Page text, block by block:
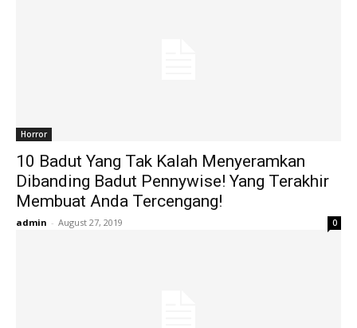
Horror
10 Badut Yang Tak Kalah Menyeramkan
Dibanding Badut Pennywise! Yang Terakhir
Membuat Anda Tercengang!
admin - August 27, 2019 0